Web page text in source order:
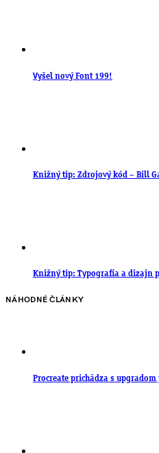
Vyšel nový Font 199!
Knižný tip: Zdrojový kód – Bill
Knižný tip: Typografia a dizajn
NÁHODNÉ ČLÁNKY
Procreate prichádza s